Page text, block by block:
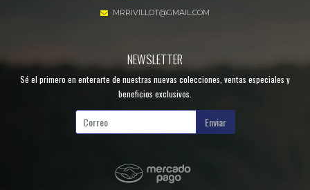
MRRIVILLOT@GMAIL.COM
NEWSLETTER
Sé el primero en enterarte de nuestras nuevas colecciones, ventas especiales y
beneficios exclusivos.
Enviar